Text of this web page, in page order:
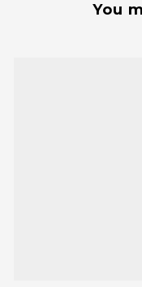
You